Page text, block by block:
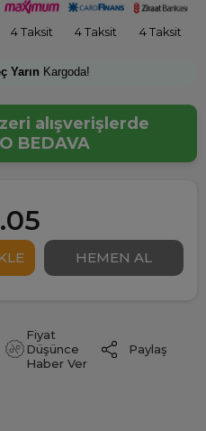
4 Taksit 4 Taksit 4 Taksit
Yarın Kargoda!
alışverişlerde
BEDAVA
Fiyat
Düşünce
Haber Ver
Paylaş